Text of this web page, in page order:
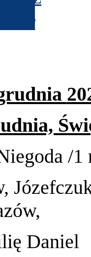
/​1
Daniel